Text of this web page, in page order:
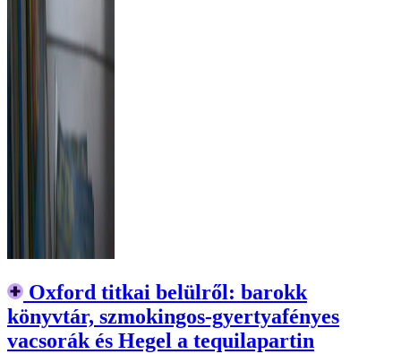
Oxford titkai belülről: barokk
könyvtár, szmokingos-gyertyafényes
vacsorák és Hegel a tequilapartin